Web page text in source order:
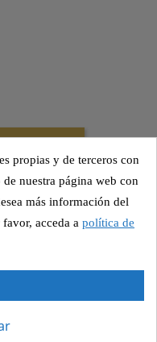
propias y de terceros con
nuestra página web con
más información del
acceda a política de